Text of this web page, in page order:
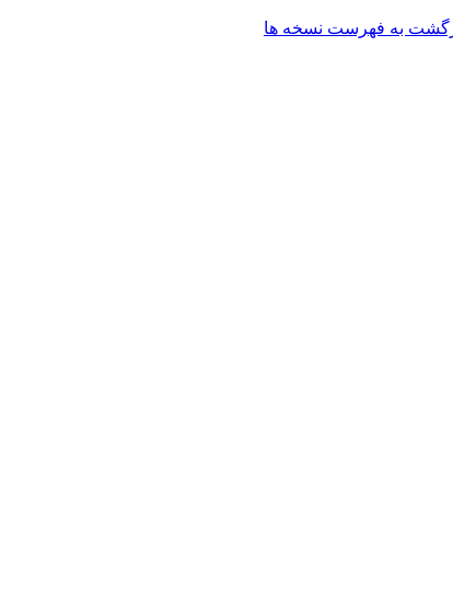
به فهرست نسخه ها